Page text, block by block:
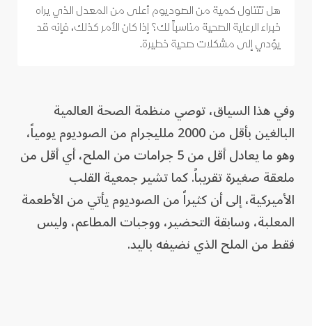
هل تتناول كمية من الصوديوم أعلى من المعدل الذي يراه
خبراء الرعاية الصحية مناسباً لك؟ إذا كان الأمر كذلك، فإنه قد
يؤدي إلى مشكلات صحية خطيرة.
وفي هذا السياق، توصي منظمة الصحة العالمية
البالغين بأقل من 2000 ملليجرام من الصوديوم يومياً،
وهو ما يعادل أقل من 5 جرامات من الملح، أي أقل من
ملعقة صغيرة تقريباً. كما تشير جمعية القلب
الأميركية، إلى أن كثيراً من الصوديوم يأتي من الأطعمة
المعلبة، وسابقة التحضير، ووجبات المطاعم، وليس
فقط من الملح الذي نضيفه باليد.